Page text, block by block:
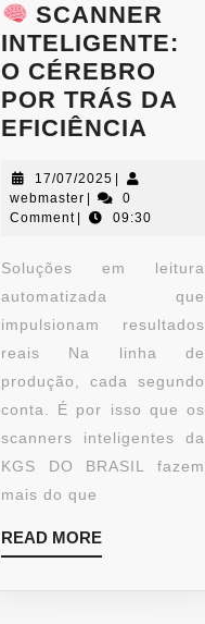
SCANNER
INTELIGENTE:
O CÉREBRO
POR TRÁS DA
EFICIÊNCIA
17/07/2025
webmaster
0
Comment
09:30
Soluções em leitura
automatizada que
impulsionam resultados
reais Na linha de
produção, cada segundo
conta. É por isso que os
scanners inteligentes da
KGS DO BRASIL fazem
mais do que
READ MORE